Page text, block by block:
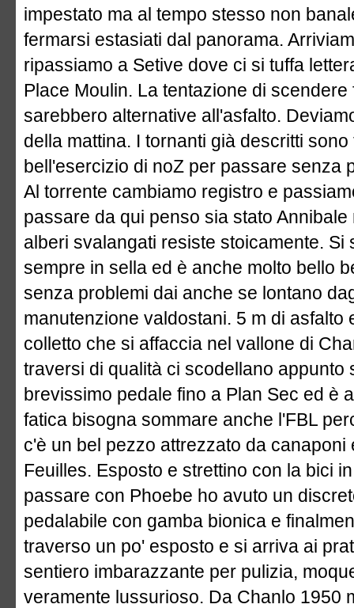
impestato ma al tempo stesso non
fermarsi estasiati dal panorama.
ripassiamo a Setive dove ci si tuffa
Place Moulin. La tentazione di
sarebbero alternative all'asfalto.
della mattina. I tornanti già descritti
bell'esercizio di noZ per passare senza
Al torrente cambiamo registro e
passare da qui penso sia stato
alberi svalangati resiste stoicamente.
sempre in sella ed è anche molto bello
senza problemi dai anche se lontano
manutenzione valdostani. 5 m di
colletto che si affaccia nel vallone di
traversi di qualità ci scodellano appunto
brevissimo pedale fino a Plan Sec ed è
fatica bisogna sommare anche l'FBL
c'è un bel pezzo attrezzato da
Feuilles. Esposto e strettino con la bici
passare con Phoebe ho avuto un
pedalabile con gamba bionica e
traverso un po' esposto e si arriva ai
sentiero imbarazzante per pulizia,
veramente lussurioso. Da Chanlo 1950